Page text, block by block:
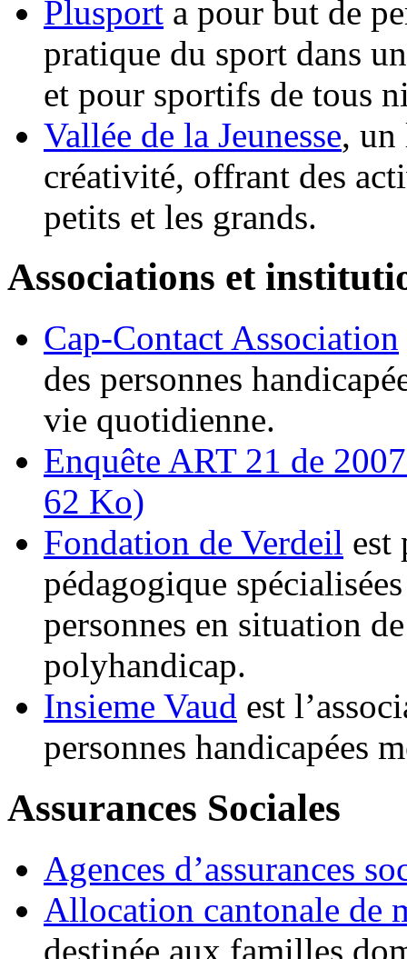
Plusport a pour but de
pratique du sport dans
et pour sportifs de tous
Vallée de la Jeunesse, un
créativité, offrant des
petits et les grands.
Associations et
Cap-Contact Association
des personnes
vie quotidienne.
Enquête ART 21 de
62 Ko)
Fondation de Verdeil est
pédagogique
personnes en situation
polyhandicap.
Insieme Vaud est
personnes handicapées
Assurances Sociales
Agences d’assurances
Allocation cantonale de
destinée aux familles